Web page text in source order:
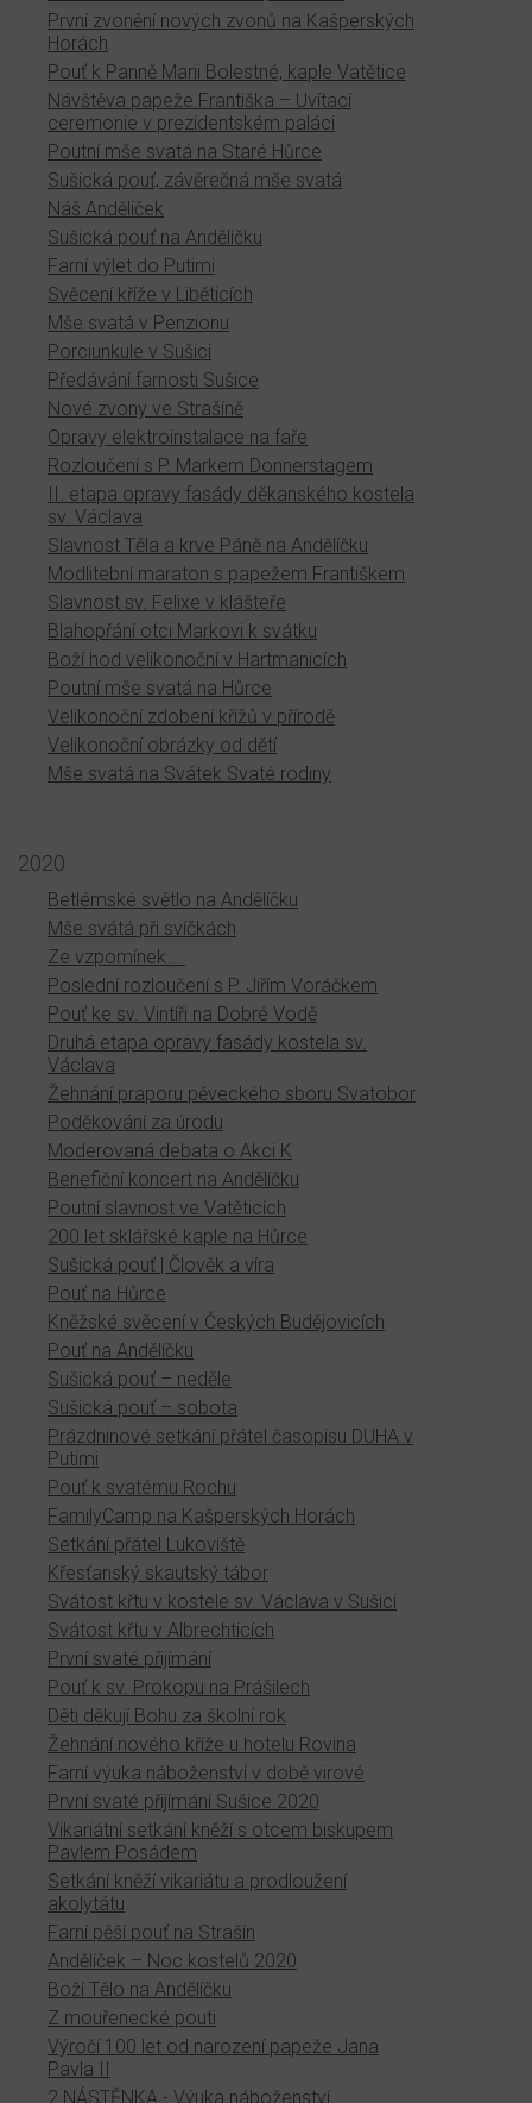
První zvonění nových zvonů na Kašperských
Horách
Pouť k Panně Marii Bolestné, kaple Vatětice
Návštěva papeže Františka – Uvítací
ceremonie v prezidentském paláci
Poutní mše svatá na Staré Hůrce
Sušická pouť, závěrečná mše svatá
Náš Andělíček
Sušická pouť na Andělíčku
Farní výlet do Putimi
Svěcení kříže v Liběticích
Mše svatá v Penzionu
Porciunkule v Sušici
Předávání farnosti Sušice
Nové zvony ve Strašíně
Opravy elektroinstalace na faře
Rozloučení s P. Markem Donnerstagem
II. etapa opravy fasády děkanského kostela
sv. Václava
Slavnost Těla a krve Páně na Andělíčku
Modlitební maraton s papežem Františkem
Slavnost sv. Felixe v klášteře
Blahopřání otci Markovi k svátku
Boží hod velikonoční v Hartmanicích
Poutní mše svatá na Hůrce
Velikonoční zdobení křížů v přírodě
Velikonoční obrázky od dětí
Mše svatá na Svátek Svaté rodiny
2020
Betlémské světlo na Andělíčku
Mše svátá při svíčkách
Ze vzpomínek ...
Poslední rozloučení s P. Jiřím Voráčkem
Pouť ke sv. Vintíři na Dobré Vodě
Druhá etapa opravy fasády kostela sv.
Václava
Žehnání praporu pěveckého sboru Svatobor
Poděkování za úrodu
Moderovaná debata o Akci K
Benefiční koncert na Andělíčku
Poutní slavnost ve Vatěticích
200 let sklářské kaple na Hůrce
Sušická pouť | Člověk a víra
Pouť na Hůrce
Kněžské svěcení v Českých Budějovicích
Pouť na Andělíčku
Sušická pouť – neděle
Sušická pouť – sobota
Prázdninové setkání přátel časopisu DUHA v
Putimi
Pouť k svatému Rochu
FamilyCamp na Kašperských Horách
Setkání přátel Lukoviště
Křesťanský skautský tábor
Svátost křtu v kostele sv. Václava v Sušici
Svátost křtu v Albrechticích
První svaté přijímání
Pouť k sv. Prokopu na Prášilech
Děti děkují Bohu za školní rok
Žehnání nového kříže u hotelu Rovina
Farní výuka náboženství v době virové
První svaté přijímání Sušice 2020
Vikariátní setkání kněží s otcem biskupem
Pavlem Posádem
Setkání kněží vikariátu a prodloužení
akolytátu
Farní pěší pouť na Strašín
Andělíček – Noc kostelů 2020
Boží Tělo na Andělíčku
Z mouřenecké pouti
Výročí 100 let od narození papeže Jana
Pavla II
2 NÁSTĚNKA - Výuka náboženství